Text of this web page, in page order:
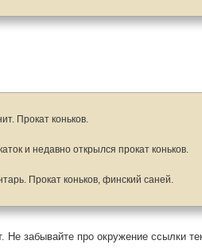
Прокат коньков.
и недавно открылся прокат коньков.
Прокат коньков, финский саней.
Не забывайте про окружение ссылки